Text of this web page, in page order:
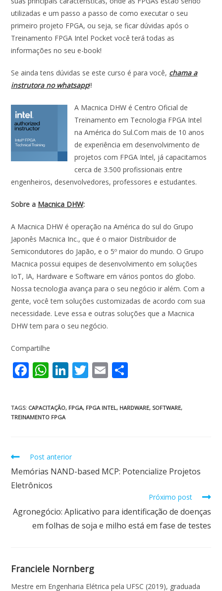
utilizadas e um passo a passo de como executar o seu
primeiro projeto FPGA, ou seja, se ficar dúvidas após o
Treinamento FPGA Intel Pocket você terá todas as
informações no seu e-book!
Se ainda tens dúvidas se este curso é para você, chama a
instrutora no whatsapp!!
A Macnica DHW é Centro Oficial de
Treinamento em Tecnologia FPGA Intel
na América do Sul.Com mais de 10 anos
de experiência em desenvolvimento de
projetos com FPGA Intel, já capacitamos
cerca de 3.500 profissionais entre
engenheiros, desenvolvedores, professores e estudantes.
Sobre a Macnica DHW:
A Macnica DHW é operação na América do sul do Grupo
Japonês Macnica Inc., que é o maior Distribuidor de
Semicondutores do Japão, e o 5º maior do mundo. O Grupo
Macnica possui equipes de desenvolvimento em soluções
IoT, IA, Hardware e Software em vários pontos do globo.
Nossa tecnologia avança para o seu negócio ir além. Com a
gente, você tem soluções customizadas de acordo com sua
necessidade. Leve essa e outras soluções que a Macnica
DHW tem para o seu negócio.
Compartilhe
F
e
b
o
k
W
at
s
p
p
Li
k
T
itt
E
ai ar
TAGS: CAPACITAÇÃO, FPGA, FPGA INTEL, HARDWARE, SOFTWARE,
TREINAMENTO FPGA
Post anterior
Memórias NAND-based MCP: Potencialize Projetos
Eletrônicos
Próximo post
Agronegócio: Aplicativo para identificação de doenças
em folhas de soja e milho está em fase de testes
Franciele Nornberg
Mestre em Engenharia Elétrica pela UFSC (2019), graduada